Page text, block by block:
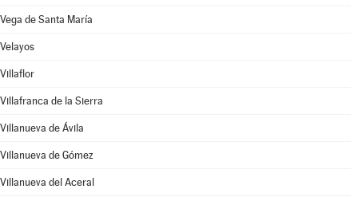
Vega de Santa María
Velayos
Villaflor
Villafranca de la Sierra
Villanueva de Ávila
Villanueva de Gómez
Villanueva del Aceral